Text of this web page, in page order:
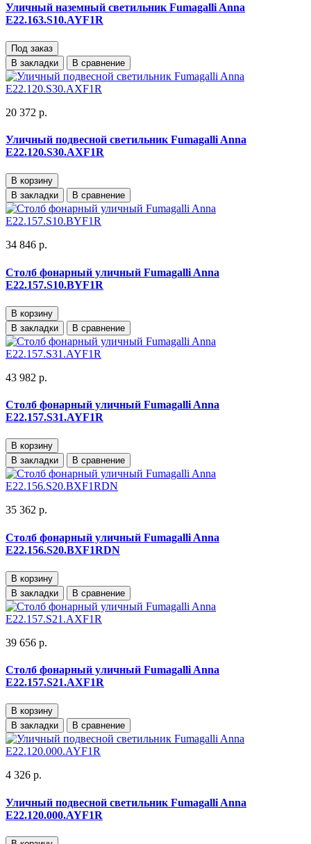
Уличный наземный светильник Fumagalli Anna
E22.163.S10.AYF1R
Под заказ
В закладки
В сравнение
20 372 р.
Уличный подвесной светильник Fumagalli Anna
E22.120.S30.AXF1R
В корзину
В закладки
В сравнение
34 846 р.
Столб фонарный уличный Fumagalli Anna
E22.157.S10.BYF1R
В корзину
В закладки
В сравнение
43 982 р.
Столб фонарный уличный Fumagalli Anna
E22.157.S31.AYF1R
В корзину
В закладки
В сравнение
35 362 р.
Столб фонарный уличный Fumagalli Anna
E22.156.S20.BXF1RDN
В корзину
В закладки
В сравнение
39 656 р.
Столб фонарный уличный Fumagalli Anna
E22.157.S21.AXF1R
В корзину
В закладки
В сравнение
4 326 р.
Уличный подвесной светильник Fumagalli Anna
E22.120.000.AYF1R